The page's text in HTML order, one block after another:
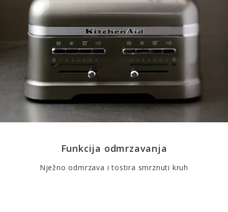
Funkcija odmrzavanja
Nježno odmrzava i tostira smrznuti kruh